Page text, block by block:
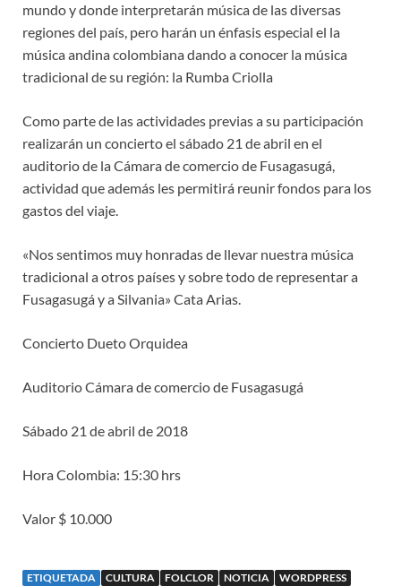
mundo y donde interpretarán música de las diversas
regiones del país, pero harán un énfasis especial el la
música andina colombiana dando a conocer la música
tradicional de su región: la Rumba Criolla
Como parte de las actividades previas a su participación
realizarán un concierto el sábado 21 de abril en el
auditorio de la Cámara de comercio de Fusagasugá,
actividad que además les permitirá reunir fondos para los
gastos del viaje.
«Nos sentimos muy honradas de llevar nuestra música
tradicional a otros países y sobre todo de representar a
Fusagasugá y a Silvania» Cata Arias.
Concierto Dueto Orquidea
Auditorio Cámara de comercio de Fusagasugá
Sábado 21 de abril de 2018
Hora Colombia: 15:30 hrs
Valor $ 10.000
ETIQUETADA CULTURA FOLCLOR NOTICIA WORDPRESS